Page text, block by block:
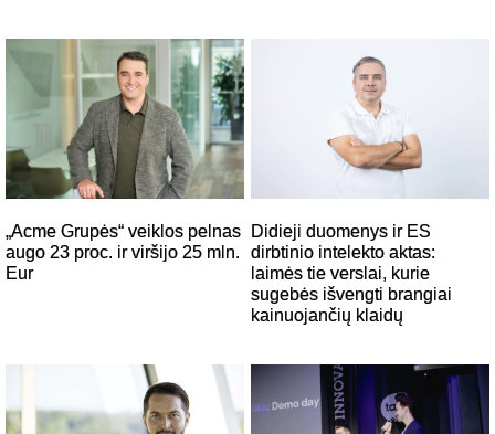
„Acme Grupės“ veiklos pelnas
augo 23 proc. ir viršijo 25 mln.
Eur
Didieji duomenys ir ES
dirbtinio intelekto aktas:
laimės tie verslai, kurie
sugebės išvengti brangiai
kainuojančių klaidų